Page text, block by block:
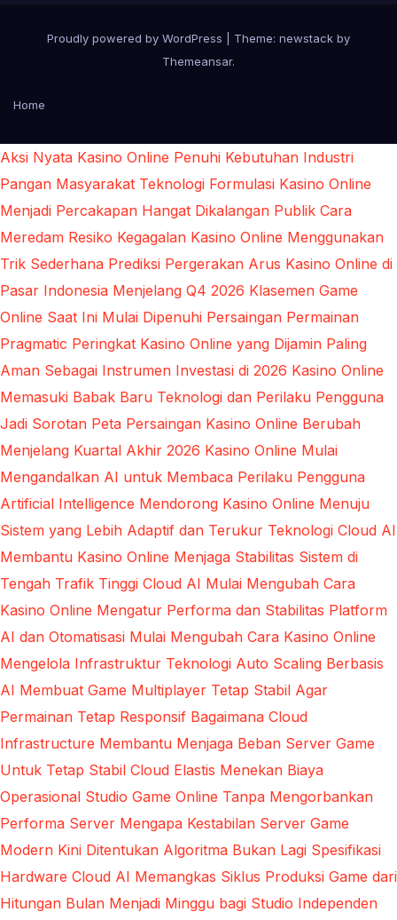
Proudly powered by WordPress
Theme: newstack by
Themeansar.
Home
Aksi Nyata Kasino Online Penuhi Kebutuhan Industri
Pangan Masyarakat Teknologi Formulasi Kasino Online
Menjadi Percakapan Hangat Dikalangan Publik Cara
Meredam Resiko Kegagalan Kasino Online Menggunakan
Trik Sederhana Prediksi Pergerakan Arus Kasino Online di
Pasar Indonesia Menjelang Q4 2026 Klasemen Game
Online Saat Ini Mulai Dipenuhi Persaingan Permainan
Pragmatic Peringkat Kasino Online yang Dijamin Paling
Aman Sebagai Instrumen Investasi di 2026 Kasino Online
Memasuki Babak Baru Teknologi dan Perilaku Pengguna
Jadi Sorotan Peta Persaingan Kasino Online Berubah
Menjelang Kuartal Akhir 2026 Kasino Online Mulai
Mengandalkan AI untuk Membaca Perilaku Pengguna
Artificial Intelligence Mendorong Kasino Online Menuju
Sistem yang Lebih Adaptif dan Terukur Teknologi Cloud AI
Membantu Kasino Online Menjaga Stabilitas Sistem di
Tengah Trafik Tinggi Cloud AI Mulai Mengubah Cara
Kasino Online Mengatur Performa dan Stabilitas Platform
AI dan Otomatisasi Mulai Mengubah Cara Kasino Online
Mengelola Infrastruktur Teknologi Auto Scaling Berbasis
AI Membuat Game Multiplayer Tetap Stabil Agar
Permainan Tetap Responsif Bagaimana Cloud
Infrastructure Membantu Menjaga Beban Server Game
Untuk Tetap Stabil Cloud Elastis Menekan Biaya
Operasional Studio Game Online Tanpa Mengorbankan
Performa Server Mengapa Kestabilan Server Game
Modern Kini Ditentukan Algoritma Bukan Lagi Spesifikasi
Hardware Cloud AI Memangkas Siklus Produksi Game dari
Hitungan Bulan Menjadi Minggu bagi Studio Independen